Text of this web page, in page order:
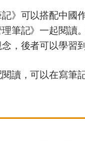
記》可以搭配中國
筆記》一起閱讀
，後者可以學習
讀，可以在寫筆